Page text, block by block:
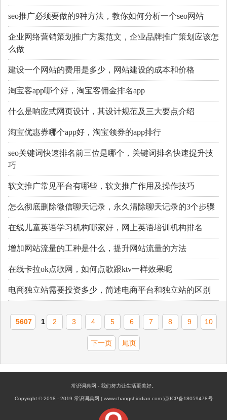
seo推广必须要做的9种方法，教你如何分析一个seo网站
企业网络营销策划推广方案范文，企业品牌推广策划应该怎
么做
建设一个网站的费用是多少，网站建设的成本和价格
淘宝客app哪个好，淘宝客佣金排名app
什么是响应式网页设计，其设计规范及三大要点介绍
淘宝优惠券哪个app好，淘宝领券的app排行
seo关键词快速排名前三位是哪个，关键词排名快速提升技
巧
软文推广常见平台有哪些，软文推广作用及操作技巧
怎么彻底删除微信聊天记录，永久清除聊天记录的3个步骤
在线儿童英语学习机构哪家好，网上英语培训机构排名
增加网站流量的工种是什么，提升网站流量的方法
在线卡拉ok点歌网，如何点歌跟ktv一样效果呢
电商独立站需要投资多少，简述电商平台和独立站的区别
5607 1 2 3 4 5 6 7 8 9 10
下一页 尾页
常识词典网 - 我们努力让生活更美好。
Copyright © 2018 - 2019 常识词典网 ( www.changshicidian.com )京ICP备18059478号